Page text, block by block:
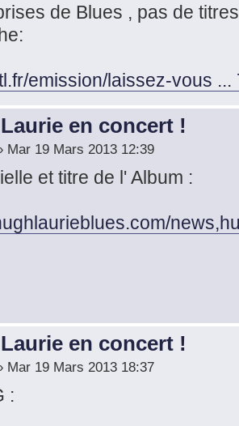
de Blues , pas de
emission/laissez-vous
en concert !
Mar 19 Mars 2013 12:39
et titre de l' Album :
en concert !
Mar 19 Mars 2013 18:37
: